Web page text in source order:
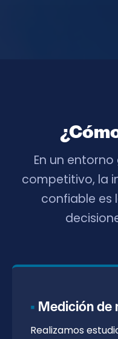
En un
competitivo, la
confiable es
Medición de
Realizamos